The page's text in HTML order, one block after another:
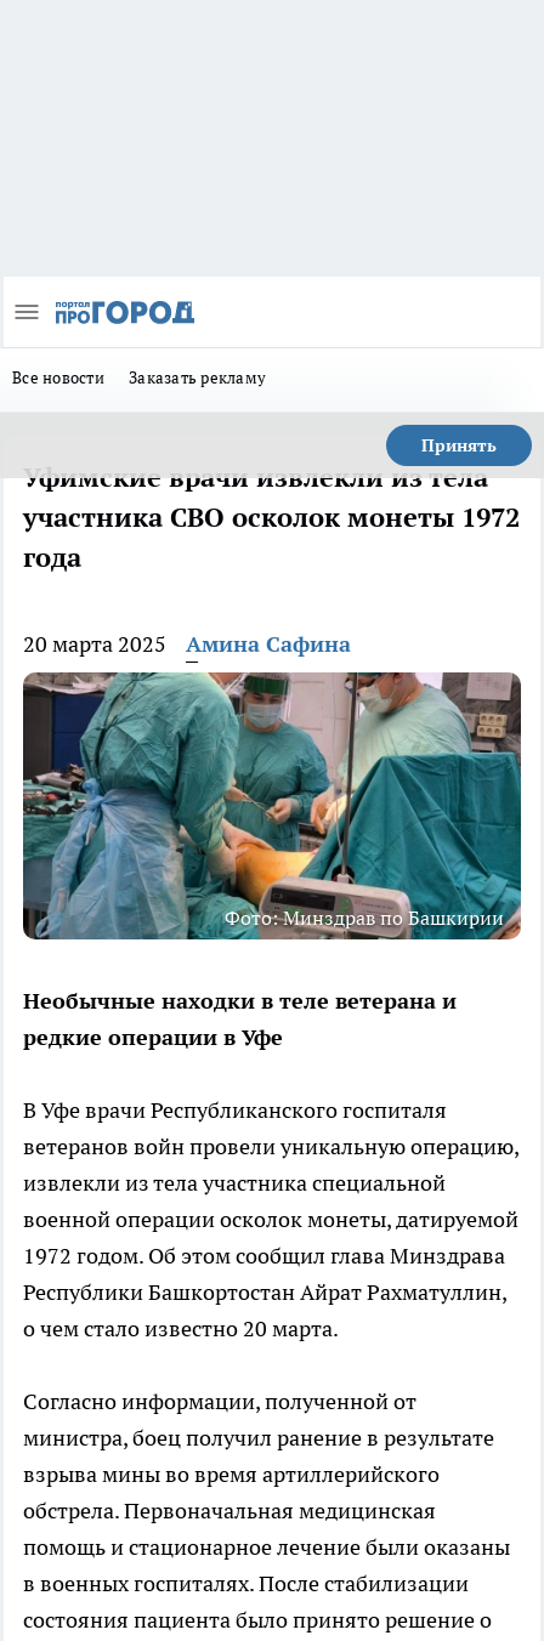
Все новости Заказать рекламу
Принять
Уфимские врачи извлекли из тела
участника СВО осколок монеты 1972
года
20 марта 2025 Амина Сафина
Фото: Минздрав по Башкирии
Необычные находки в теле ветерана и
редкие операции в Уфе
В Уфе врачи Республиканского госпиталя
ветеранов войн провели уникальную операцию,
извлекли из тела участника специальной
военной операции осколок монеты, датируемой
1972 годом. Об этом сообщил глава Минздрава
Республики Башкортостан Айрат Рахматуллин,
о чем стало известно 20 марта.
Согласно информации, полученной от
министра, боец получил ранение в результате
взрыва мины во время артиллерийского
обстрела. Первоначальная медицинская
помощь и стационарное лечение были оказаны
в военных госпиталях. После стабилизации
состояния пациента было принято решение о